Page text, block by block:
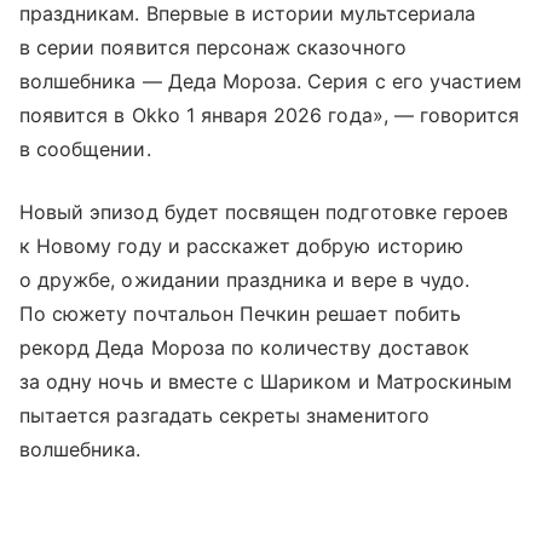
праздникам. Впервые в истории мультсериала
в серии появится персонаж сказочного
волшебника — Деда Мороза. Серия с его участием
появится в Okko 1 января 2026 года», — говорится
в сообщении.
Новый эпизод будет посвящен подготовке героев
к Новому году и расскажет добрую историю
о дружбе, ожидании праздника и вере в чудо.
По сюжету почтальон Печкин решает побить
рекорд Деда Мороза по количеству доставок
за одну ночь и вместе с Шариком и Матроскиным
пытается разгадать секреты знаменитого
волшебника.